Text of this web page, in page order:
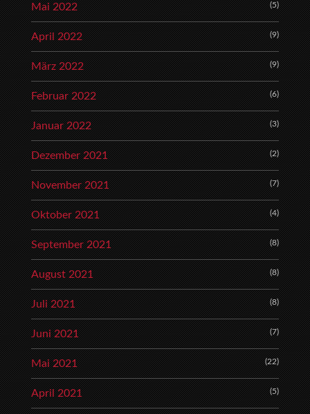
Mai 2022 (5)
April 2022 (9)
März 2022 (9)
Februar 2022 (6)
Januar 2022 (3)
Dezember 2021 (2)
November 2021 (7)
Oktober 2021 (4)
September 2021 (8)
August 2021 (8)
Juli 2021 (8)
Juni 2021 (7)
Mai 2021 (22)
April 2021 (5)